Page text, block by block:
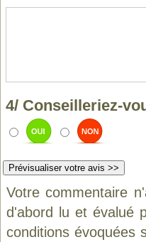
4/ Conseilleriez-
Votre commentaire
d'abord lu et évalué
conditions évoquées